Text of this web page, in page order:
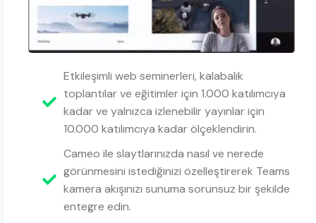
Etkileşimli web seminerleri, kalabalık
toplantılar ve eğitimler için 1.000 katılımcıya
kadar ve yalnızca izlenebilir yayınlar için
10.000 katılımcıya kadar ölçeklendirin.
Cameo ile slaytlarınızda nasıl ve nerede
görünmesini istediğinizi özelleştirerek Teams
kamera akışınızı sunuma sorunsuz bir şekilde
entegre edin.